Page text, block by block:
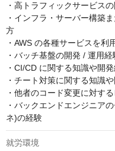
・高トラフィックサービス
・インフラ・サーバー構築
方
・AWS の各種サービスを利
・バッチ基盤の開発 / 運用経
・CI/CD に関する知識や開
・チート対策に関する知識
・他者のコード変更に対す
・バックエンドエンジニア
ネ)の経験
就労環境